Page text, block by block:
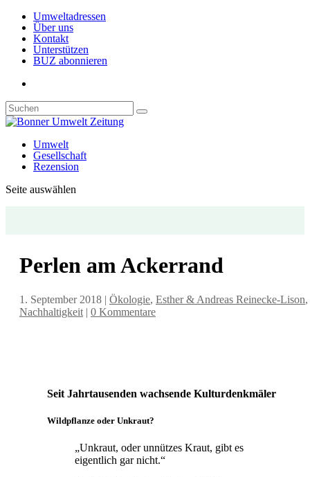
Umweltadressen
Über uns
Kontakt
Unterstützen
BUZ abonnieren
Umwelt
Gesellschaft
Rezension
Seite auswählen
Perlen am Ackerrand
1. September 2018 | Ökologie, Esther & Andreas Reinecke-Lison,
Nachhaltigkeit | 0 Kommentare
Seit Jahrtausenden wachsende Kulturdenkmäler
Wildpflanze oder Unkraut?
„Unkraut, oder unnützes Kraut, gibt es
eigentlich gar nicht.“